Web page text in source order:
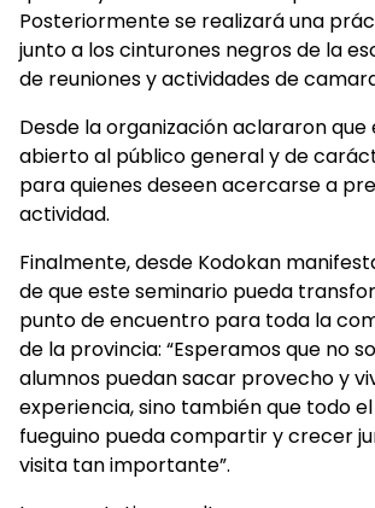
Posteriormente se realizará una
junto a los cinturones negros de la
de reuniones y actividades de
Desde la organización aclararon
abierto al público general y de
para quienes deseen acercarse a
actividad.
Finalmente, desde Kodokan
de que este seminario pueda
punto de encuentro para toda la
de la provincia: “Esperamos que no
alumnos puedan sacar provecho y
experiencia, sino también que todo
fueguino pueda compartir y crecer
visita tan importante”.